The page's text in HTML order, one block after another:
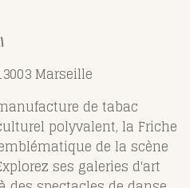
Marseille
de tabac
polyvalent, la Friche
de la scène
ses galeries d'art